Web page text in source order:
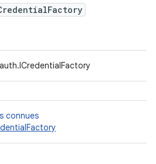
connues